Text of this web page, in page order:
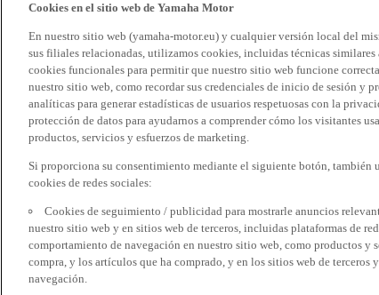
Cookies en el sitio web de Yamaha Motor
En nuestro sitio web (yamaha-motor.eu) y cualquier versión local del
sus filiales relacionadas, utilizamos cookies, incluidas técnicas
cookies funcionales para permitir que nuestro sitio web funcione
nuestro sitio web, como recordar sus credenciales de inicio de sesión y
analíticas para generar estadísticas de usuarios respetuosas con la
protección de datos para ayudarnos a comprender cómo los visitantes
productos, servicios y esfuerzos de marketing.
Si proporciona su consentimiento mediante el siguiente botón,
cookies de redes sociales:
Cookies de seguimiento / publicidad para mostrarle anuncios
nuestro sitio web y en sitios web de terceros, incluidas plataformas de
comportamiento de navegación en nuestro sitio web, como productos y
compra, y los artículos que ha comprado, y en los sitios web de terceros
navegación.